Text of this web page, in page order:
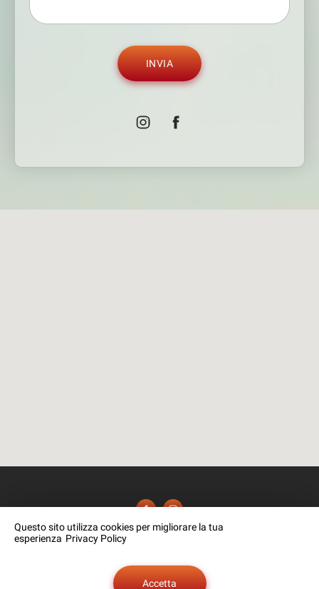
INVIA
Questo sito utilizza cookies per migliorare la tua
esperienza Privacy Policy
Accetta